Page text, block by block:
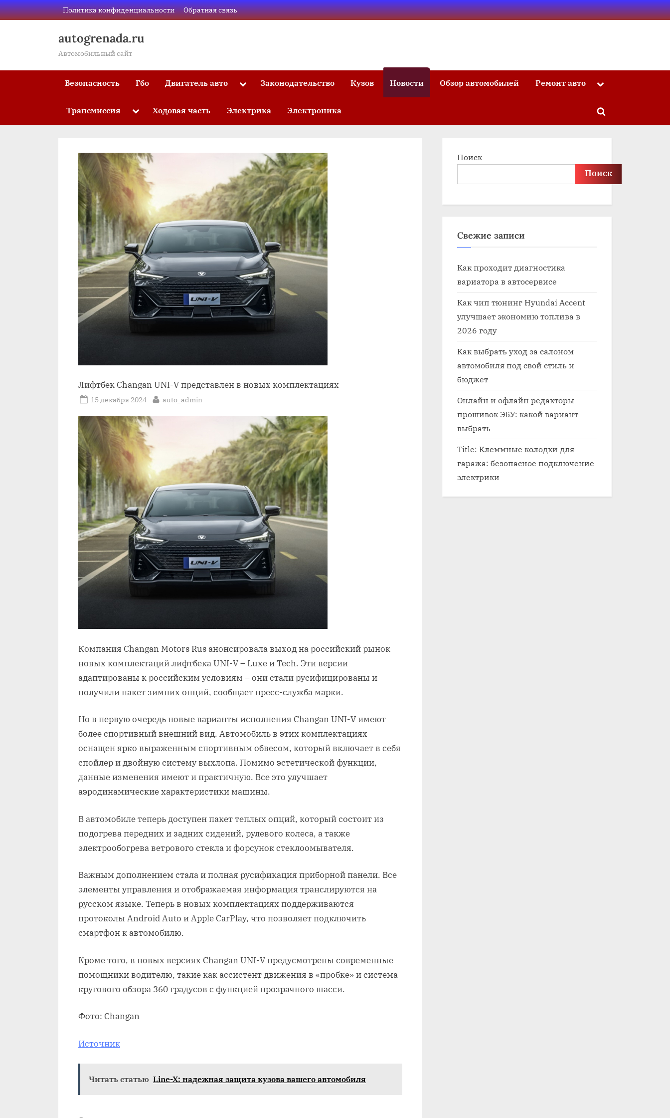
Skip
to
Политика конфиденциальности Обратная связь
autogrenada.ru
Автомобильный сайт
Безопасность Гбо Двигатель авто ToggleЗаконодательство Кузов Новости Обзор автомобилей Ремонт авто Toggle
Трансмиссия Toggle
menu
Ходовая часть Электрика Электроника
Toggle
Лифтбек Changan UNI-V представлен в новых комплектациях
Posted
15 декабря 2024 By
auto_admin
Компания Changan Motors Rus анонсировала выход на российский рынок
новых комплектаций лифтбека UNI-V – Luxe и Tech. Эти версии
адаптированы к российским условиям – они стали русифицированы и
получили пакет зимних опций, сообщает пресс-служба марки.
Но в первую очередь новые варианты исполнения Changan UNI-V имеют
более спортивный внешний вид. Автомобиль в этих комплектациях
оснащен ярко выраженным спортивным обвесом, который включает в себя
спойлер и двойную систему выхлопа. Помимо эстетической функции,
данные изменения имеют и практичную. Все это улучшает
аэродинамические характеристики машины.
В автомобиле теперь доступен пакет теплых опций, который состоит из
подогрева передних и задних сидений, рулевого колеса, а также
электрообогрева ветрового стекла и форсунок стеклоомывателя.
Важным дополнением стала и полная русификация приборной панели. Все
элементы управления и отображаемая информация транслируются на
русском языке. Теперь в новых комплектациях поддерживаются
протоколы Android Auto и Apple CarPlay, что позволяет подключить
смартфон к автомобилю.
Кроме того, в новых версиях Changan UNI-V предусмотрены современные
помощники водителю, такие как ассистент движения в «пробке» и система
кругового обзора 360 градусов с функцией прозрачного шасси.
Фото: Changan
Источник
Читать статью Line-X: надежная защита кузова вашего автомобиля
Поиск
Поиск
Свежие записи
Как проходит диагностика
вариатора в автосервисе
Как чип тюнинг Hyundai Accent
улучшает экономию топлива в
2026 году
Как выбрать уход за салоном
автомобиля под свой стиль и
бюджет
Онлайн и офлайн редакторы
прошивок ЭБУ: какой вариант
выбрать
Title: Клеммные колодки для
гаража: безопасное подключение
электрики